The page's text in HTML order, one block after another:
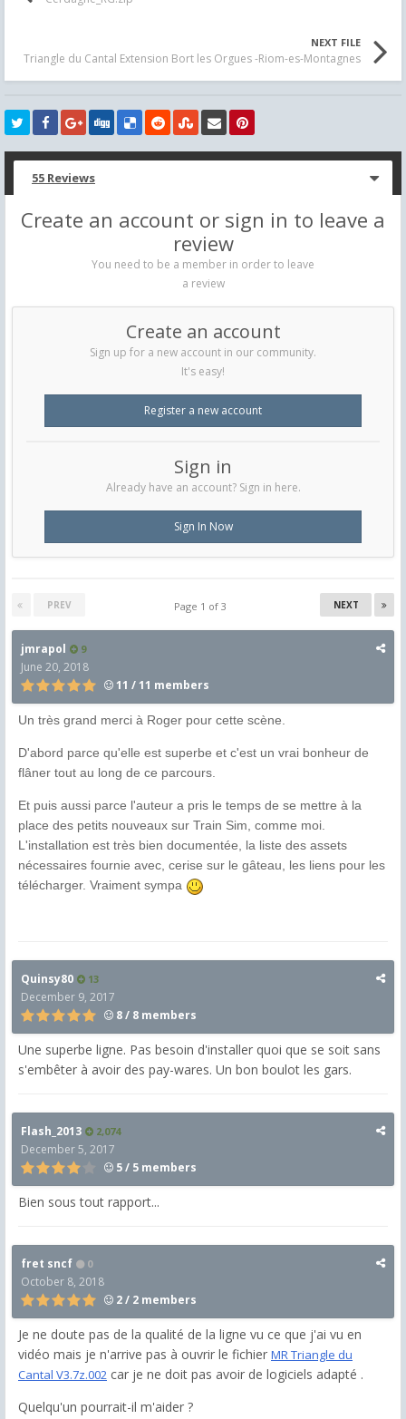
NEXT FILE
Triangle du Cantal Extension Bort les Orgues -Riom-es-Montagnes
55 Reviews
Create an account or sign in to leave a
review
You need to be a member in order to leave
a review
Create an account
Sign up for a new account in our community.
It's easy!
Register a new account
Sign in
Already have an account? Sign in here.
Sign In Now
PREV NEXT
Page 1 of 3
jmrapol 9
June 20, 2018
11 / 11 members
Un très grand merci à Roger pour cette scène.
D'abord parce qu'elle est superbe et c'est un vrai bonheur de
flâner tout au long de ce parcours.
Et puis aussi parce l'auteur a pris le temps de se mettre à la
place des petits nouveaux sur Train Sim, comme moi.
L'installation est très bien documentée, la liste des assets
nécessaires fournie avec, cerise sur le gâteau, les liens pour les
télécharger. Vraiment sympa
Quinsy80 13
December 9, 2017
8 / 8 members
Une superbe ligne. Pas besoin d'installer quoi que se soit sans
s'embêter à avoir des pay-wares. Un bon boulot les gars.
Flash_2013 2,074
December 5, 2017
5 / 5 members
Bien sous tout rapport...
fret sncf 0
October 8, 2018
2 / 2 members
Je ne doute pas de la qualité de la ligne vu ce que j'ai vu en
vidéo mais je n'arrive pas à ouvrir le fichier MR Triangle du
Cantal V3.7z.002 car je ne doit pas avoir de logiciels adapté .
Quelqu'un pourrait-il m'aider ?